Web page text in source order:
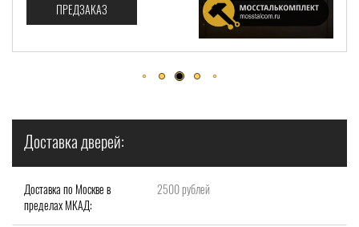
ПРЕДЗАКАЗ
Доставка дверей:
Доставка по Москве в
пределах МКАД:
2500 рублей